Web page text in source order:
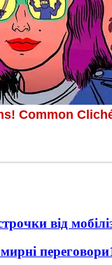
від
переговори